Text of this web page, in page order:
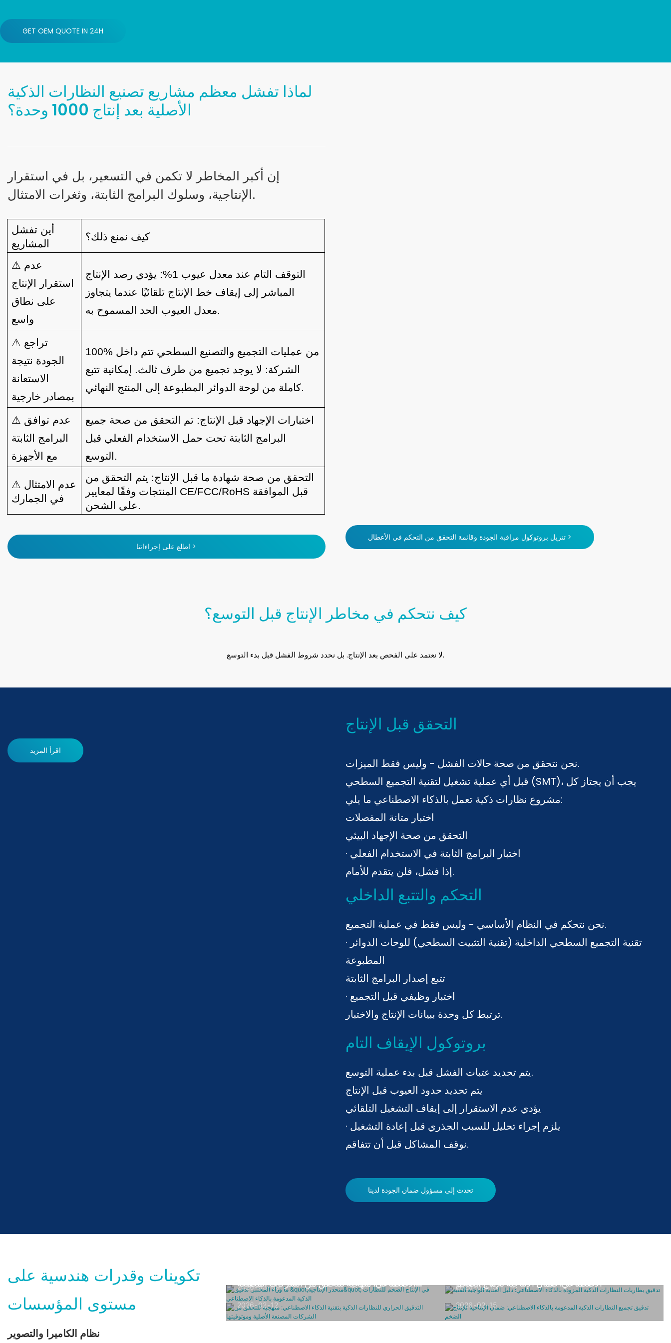
GET OEM QUOTE IN 24H
لماذا تفشل معظم مشاريع تصنيع النظارات الذكية
الأصلية بعد إنتاج 1000 وحدة؟
إن أكبر المخاطر لا تكمن في التسعير، بل في استقرار
الإنتاجية، وسلوك البرامج الثابتة، وثغرات الامتثال.
أين تفشل
المشاريع
كيف نمنع ذلك؟
⚠ عدم
استقرار الإنتاج
على نطاق
واسع
التوقف التام عند معدل عيوب 1%:
يؤدي رصد الإنتاج
المباشر إلى إيقاف خط الإنتاج تلقائيًا عندما يتجاوز
معدل العيوب الحد المسموح به.
⚠ تراجع
الجودة نتيجة
الاستعانة
بمصادر خارجية
100% من عمليات التجميع والتصنيع السطحي تتم داخل
الشركة: لا يوجد تجميع من طرف ثالث. إمكانية تتبع
كاملة من لوحة الدوائر المطبوعة إلى المنتج النهائي.
⚠ عدم توافق
البرامج الثابتة
مع الأجهزة
اختبارات الإجهاد قبل الإنتاج: تم التحقق من صحة جميع
البرامج الثابتة تحت حمل الاستخدام الفعلي قبل
التوسع.
⚠ عدم الامتثال
في الجمارك
التحقق من صحة شهادة ما قبل الإنتاج: يتم التحقق من
المنتجات وفقًا لمعايير CE/FCC/RoHS قبل الموافقة
على الشحن.
اطلع على إجراءاتنا >
تنزيل بروتوكول مراقبة الجودة وقائمة التحقق من التحكم في الأعطال >
كيف نتحكم في مخاطر الإنتاج قبل التوسع؟
لا نعتمد على الفحص بعد الإنتاج. بل نحدد شروط الفشل قبل بدء التوسع.
اقرأ المزيد
التحقق قبل الإنتاج
نحن نتحقق من صحة حالات الفشل - وليس فقط الميزات.
قبل أي عملية تشغيل لتقنية التجميع السطحي (SMT)، يجب أن يجتاز كل
مشروع نظارات ذكية تعمل بالذكاء الاصطناعي ما يلي:
اختبار متانة المفصلات
التحقق من صحة الإجهاد البيئي
· اختبار البرامج الثابتة في الاستخدام الفعلي
إذا فشل، فلن يتقدم للأمام.
التحكم والتتبع الداخلي
نحن نتحكم في النظام الأساسي - وليس فقط في عملية التجميع.
· تقنية التجميع السطحي الداخلية (تقنية التثبيت السطحي) للوحات الدوائر
المطبوعة
تتبع إصدار البرامج الثابتة
· اختبار وظيفي قبل التجميع
ترتبط كل وحدة ببيانات الإنتاج والاختبار.
بروتوكول الإيقاف التام
يتم تحديد عتبات الفشل قبل بدء عملية التوسع.
يتم تحديد حدود العيوب قبل الإنتاج
يؤدي عدم الاستقرار إلى إيقاف التشغيل التلقائي
· يلزم إجراء تحليل للسبب الجذري قبل إعادة التشغيل
نوقف المشاكل قبل أن تتفاقم.
تحدث إلى مسؤول ضمان الجودة لدينا
تكوينات وقدرات هندسية على
مستوى المؤسسات
نظام الكاميرا والتصوير
2026 03 09 2026 02 15
الاصطناعي: منهجية للتحقق من الشركات المصنعة
الأصلية وموثوقيتها
2026 02 12
الاصطناعي: ضمان الإنتاجية للإنتاج الضخم
2026 02 15